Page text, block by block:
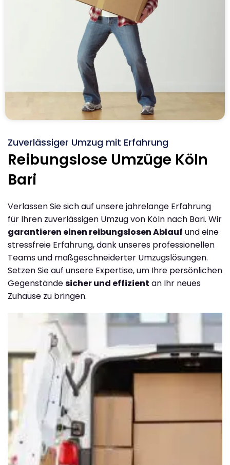
Zuverlässiger Umzug mit Erfahrung
Reibungslose Umzüge Köln
Bari
Verlassen Sie sich auf unsere jahrelange Erfahrung
für Ihren zuverlässigen Umzug von Köln nach Bari. Wir
garantieren einen reibungslosen Ablauf und eine
stressfreie Erfahrung, dank unseres professionellen
Teams und maßgeschneiderter Umzugslösungen.
Setzen Sie auf unsere Expertise, um Ihre persönlichen
Gegenständesicher und effizient an Ihr neues
Zuhause zu bringen.